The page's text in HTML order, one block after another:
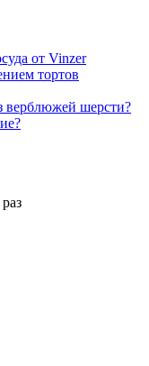
от Vinzer
тортов
верблюжей шерсти?